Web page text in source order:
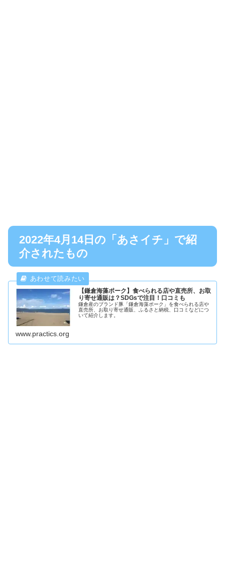
2022年4月14日の「あさイチ」で紹
介されたもの
【鎌倉海藻ポーク】食べられる店や直売所、お取
り寄せ通販は？SDGsで注目！口コミも
鎌倉産のブランド豚「鎌倉海藻ポーク」を食べられる店や
直売所、お取り寄せ通販、ふるさと納税、口コミなどにつ
いて紹介します。
www.practics.org